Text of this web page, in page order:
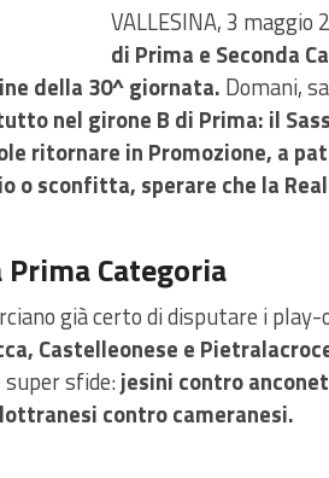
VALLESINA, 3 maggio
di Prima e Seconda
della 30^ giornata. Domani,
nel girone B di Prima: il
ritornare in Promozione, a
o sconfitta, sperare che la
Categoria
già certo di disputare i play-
Castelleonese e
sfide:jesini contro
contro cameranesi.